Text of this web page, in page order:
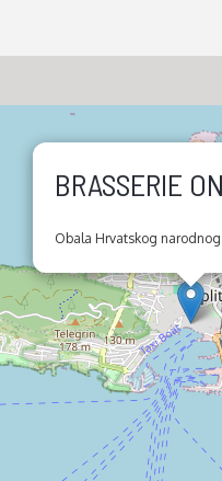
BRASSERIE
Obala Hrvatskog